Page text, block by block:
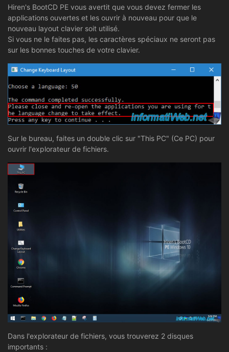
Hiren's BootCD PE vous avertit que vous devez fermer les
applications ouvertes et les ouvrir à nouveau pour que le
nouveau layout clavier soit utilisé.
Si vous ne le faites pas, les caractères spéciaux ne seront pas
sur les bonnes touches de votre clavier.
Sur le bureau, faites un double clic sur "This PC" (Ce PC) pour
ouvrir l'explorateur de fichiers.
Dans l'explorateur de fichiers, vous trouverez 2 disques
importants :